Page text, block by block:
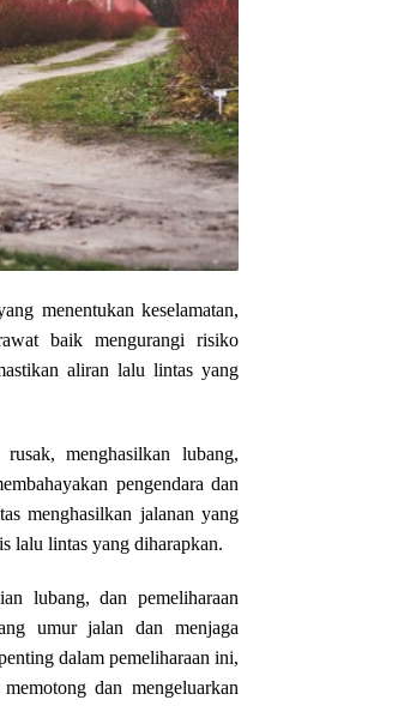
menentukan keselamatan,
baik mengurangi risiko
aliran lalu lintas yang
menghasilkan lubang,
pengendara dan
menghasilkan jalanan yang
lalu lintas yang diharapkan.
lubang, dan pemeliharaan
umur jalan dan menjaga
dalam pemeliharaan ini,
dan mengeluarkan